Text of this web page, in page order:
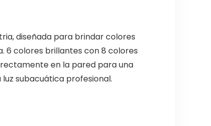
diseñada para brindar colores
6 colores brillantes con 8 colores
en la pared para una
subacuática profesional.